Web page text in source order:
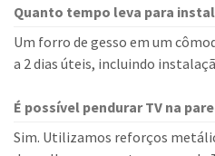
Quanto tempo leva para
Um forro de gesso em um
a 2 dias úteis, incluindo
É possível pendurar TV na
Sim. Utilizamos reforços